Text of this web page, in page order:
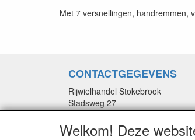
Met 7 versnellingen, handremmen,
CONTACTGEGEVENS
Rijwielhandel Stokebrook
Stadsweg 27
9917 PV Wirdum (Gn.)
E-mail: stokebrook@xs4all.nl
Welkom! Deze